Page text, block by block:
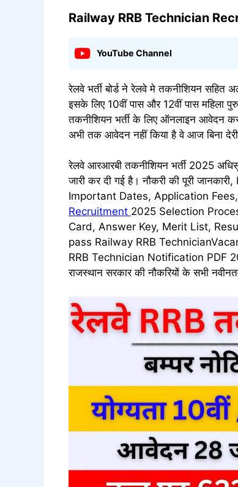
Railway RRB Technician
YouTube Channel
रेलवे भर्ती बोर्ड ने रेलवे मे तकनीशियन सहित
इसके लिए 10वीं पास और 12वीं पास महिला
तकनीशियन भर्ती के लिए ऑनलाइन आवेदन
अभी तक आवेदन नहीं किया है वे आज बिना देरी
रेलवे आरआरबी तकनीशियन भर्ती 2025
जारी कर दी गई है। नौकरी की पूरी
Important Dates, Application
Recruitment 2025 Selection
Card, Answer Key, Merit List,
pass Railway RRB
RRB Technician Notification PDF
राजस्थान सरकार की नौकरियों के सभी